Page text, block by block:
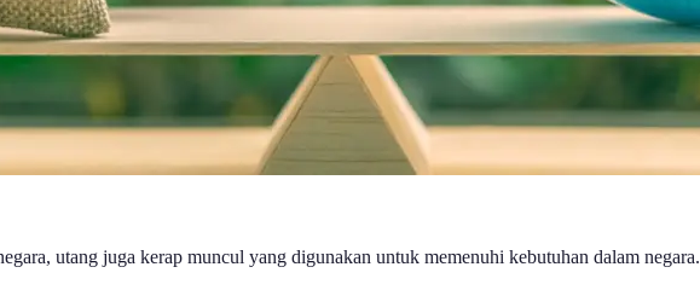
utang juga kerap muncul yang digunakan untuk memenuhi kebutuhan dalam negara.